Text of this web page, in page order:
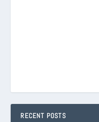
RECENT POSTS